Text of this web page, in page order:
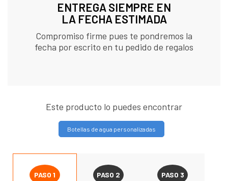
ENTREGA SIEMPRE EN
LA FECHA ESTIMADA
Compromiso firme pues te pondremos la
fecha por escrito en tu pedido de regalos
Este producto lo puedes encontrar
Botellas de agua personalizadas